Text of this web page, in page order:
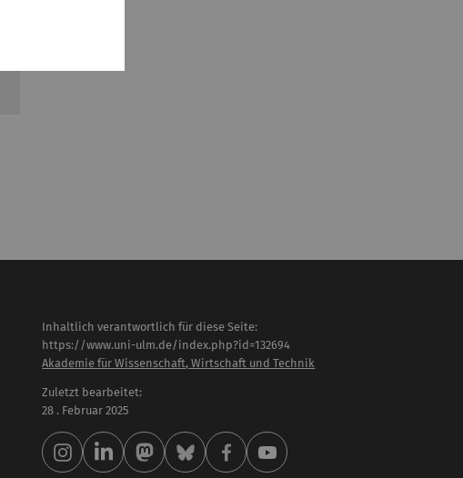
Inhaltlich verantwortlich für diese Seite:
https://www.uni-ulm.de/index.php?id=132694
Akademie für Wissenschaft, Wirtschaft und Technik
Zuletzt bearbeitet:
28 . Februar 2025